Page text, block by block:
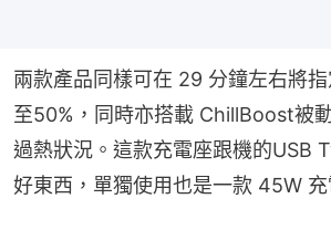
兩款產品同樣可在 29 分鐘左右將
至50%，同時亦搭載 ChillBoost被
過熱狀況。這款充電座跟機的USB
好東西，單獨使用也是一款 45W 充